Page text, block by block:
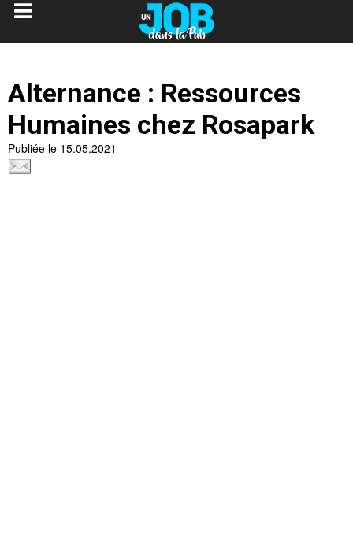
Alternance : Ressources
Humaines chez Rosapark
Publiée le 15.05.2021